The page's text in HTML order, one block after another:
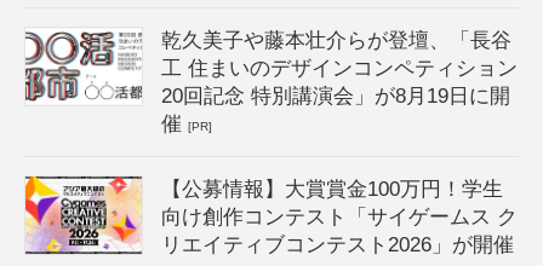
乾久美子や藤本壮介らが登壇、「長谷
工 住まいのデザインコンペティション
20回記念 特別講演会」が8月19日に開
催[PR]
【公募情報】大賞賞金100万円！学生
向け創作コンテスト「サイゲームス ク
リエイティブコンテスト2026」が開催